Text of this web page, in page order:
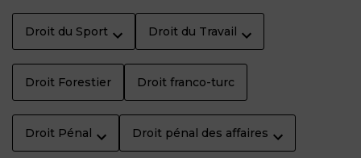
Droit du Sport Droit du Travail
Droit Forestier Droit franco-turc
Droit Pénal Droit pénal des affaires